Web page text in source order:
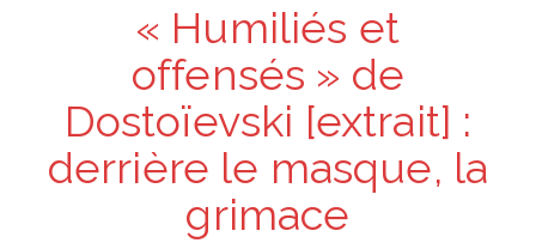
« Humiliés et
offensés » de
Dostoïevski [extrait] :
derrière le masque, la
grimace